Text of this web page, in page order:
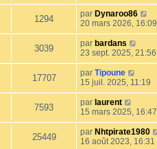
1294 par Dynaroo86
20 mars 2026, 16:09
3039 par bardans
23 sept. 2025, 21:56
17707 par Tipoune
15 juil. 2025, 11:19
7593 par laurent
15 mars 2025, 16:47
25449 par Nhtpirate1980
16 août 2023, 16:31